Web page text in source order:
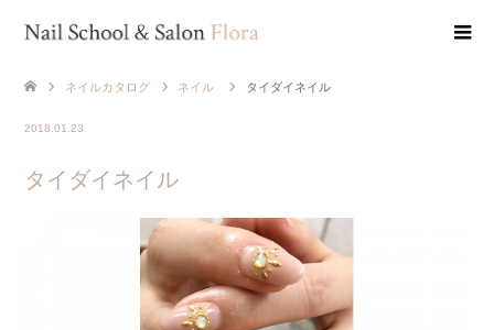
ネイルカタログ ネイル タイダイネイル
2018.01.23
タイダイネイル